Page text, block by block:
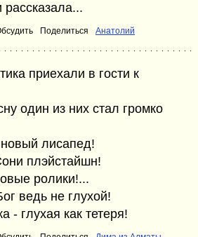
Поделиться Анатолий
приехали в гости к
один из них стал громко
лисапед!
плэйстайшн!
ролики!...
ведь не глухой!
- глухая как тетеря!